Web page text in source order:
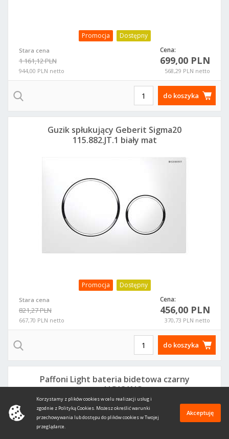
Korzystamy z plików cookies w celu realizacji usług i
zgodnie z Polityką Cookies. Możesz określić warunki
przechowywania lub dostępu do plików cookies w Twojej
przeglądarce.
Akceptuję
Promocja Dostępny
Stara cena
1 161,12 PLN
944,00 PLN netto
Cena:
699,00 PLN
568,29 PLN netto
do koszyka
Promocja Dostępny
Stara cena
821,27 PLN
667,70 PLN netto
Cena:
456,00 PLN
370,73 PLN netto
Guzik spłukujący Geberit Sigma20
115.882.JT.1 biały mat
do koszyka
Paffoni Light bateria bidetowa czarny
mat LIG131NO